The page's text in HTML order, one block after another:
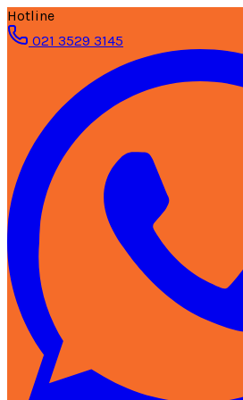
Hotline
021 3529 3145